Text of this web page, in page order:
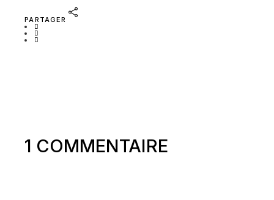
PARTAGER
1 COMMENTAIRE